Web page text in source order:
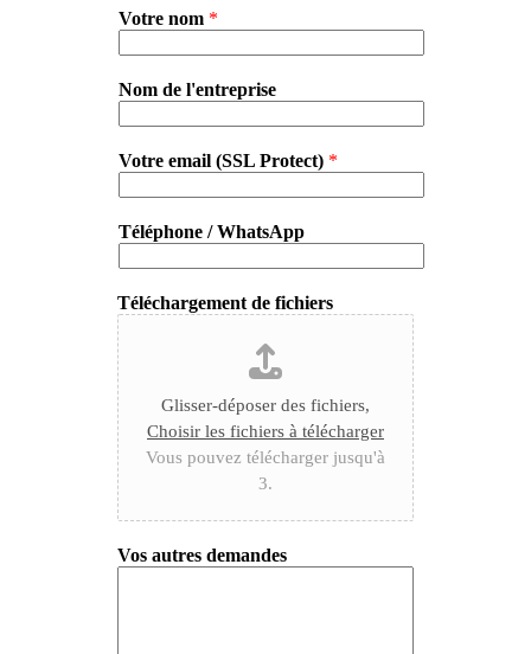
Votre nom *
Nom de l'entreprise
Votre email (SSL Protect) *
Téléphone / WhatsApp
Téléchargement de fichiers
Glisser-déposer des fichiers,
Choisir les fichiers à télécharger
Vous pouvez télécharger jusqu'à
3.
Vos autres demandes